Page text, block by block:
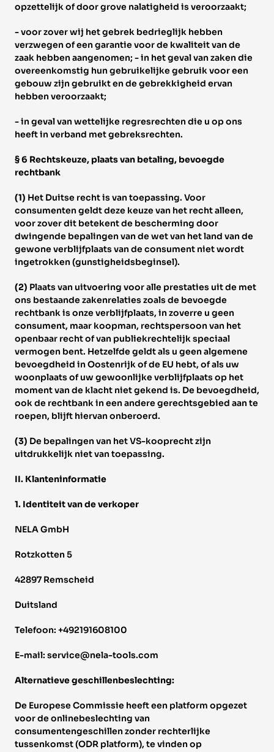
opzettelijk of door grove nalatigheid is veroorzaakt;
- voor zover wij het gebrek bedrieglijk hebben
verzwegen of een garantie voor de kwaliteit van de
zaak hebben aangenomen; - in het geval van zaken die
overeenkomstig hun gebruikelijke gebruik voor een
gebouw zijn gebruikt en de gebrekkigheid ervan
hebben veroorzaakt;
- in geval van wettelijke regresrechten die u op ons
heeft in verband met gebreksrechten.
§ 6 Rechtskeuze, plaats van betaling, bevoegde
rechtbank
(1) Het Duitse recht is van toepassing. Voor
consumenten geldt deze keuze van het recht alleen,
voor zover dit betekent de bescherming door
dwingende bepalingen van de wet van het land van de
gewone verblijfplaats van de consument niet wordt
ingetrokken (gunstigheidsbeginsel).
(2) Plaats van uitvoering voor alle prestaties uit de met
ons bestaande zakenrelaties zoals de bevoegde
rechtbank is onze verblijfplaats, in zoverre u geen
consument, maar koopman, rechtspersoon van het
openbaar recht of van publiekrechtelijk speciaal
vermogen bent. Hetzelfde geldt als u geen algemene
bevoegdheid in Oostenrijk of de EU hebt, of als uw
woonplaats of uw gewoonlijke verblijfplaats op het
moment van de klacht niet gekend is. De bevoegdheid,
ook de rechtbank in een andere gerechtsgebied aan te
roepen, blijft hiervan onberoerd.
(3) De bepalingen van het VS-kooprecht zijn
uitdrukkelijk niet van toepassing.
II. Klanteninformatie
1. Identiteit van de verkoper
NELA GmbH
Rotzkotten 5
42897 Remscheid
Duitsland
Telefoon: +492191608100
E-mail: service@nela-tools.com
Alternatieve geschillenbeslechting:
De Europese Commissie heeft een platform opgezet
voor de onlinebeslechting van
consumentengeschillen zonder rechterlijke
tussenkomst (ODR platform), te vinden op